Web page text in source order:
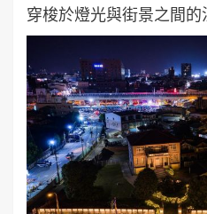
穿梭於燈光與街景之間的